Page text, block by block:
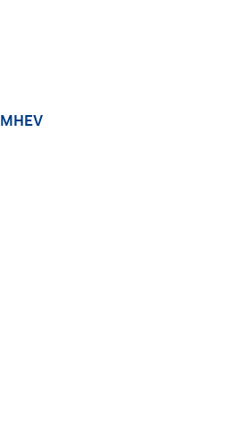
1.0 mhev, 92 kW, Benzine,